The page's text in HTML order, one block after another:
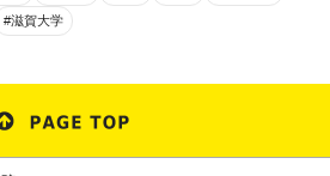
#滋賀大学